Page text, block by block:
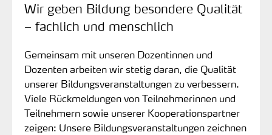
Wir geben Bildung besondere Qualität
– fachlich und menschlich
Gemeinsam mit unseren Dozentinnen und
Dozenten arbeiten wir stetig daran, die Qualität
unserer Bildungsveranstaltungen zu verbessern.
Viele Rückmeldungen von Teilnehmerinnen und
Teilnehmern sowie unserer Kooperationspartner
zeigen: Unsere Bildungsveranstaltungen zeichnen